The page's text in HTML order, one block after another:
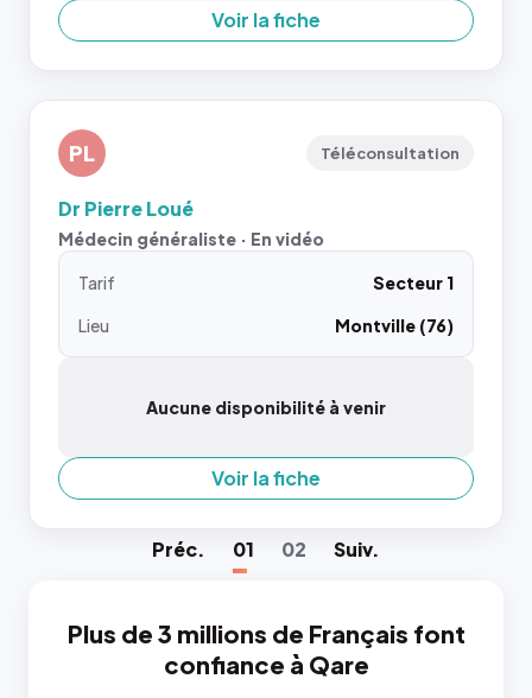
Voir la fiche
PL Téléconsultation
Dr Pierre Loué
Médecin généraliste · En vidéo
Tarif
Secteur 1
Lieu
Montville (76)
Aucune disponibilité à venir
Voir la fiche
Préc. 01 02 Suiv.
Plus de 3 millions de Français font
confiance à Qare